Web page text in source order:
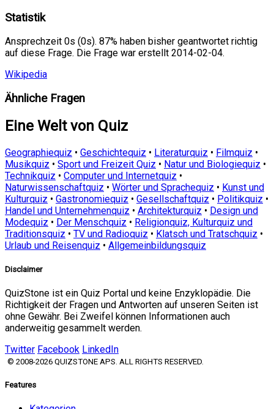
Statistik
Ansprechzeit 0s (0s). 87% haben bisher geantwortet richtig
auf diese Frage. Die Frage war erstellt 2014-02-04.
Wikipedia
Ähnliche Fragen
Eine Welt von Quiz
Geographiequiz • Geschichtequiz • Literaturquiz • Filmquiz •
Musikquiz • Sport und Freizeit Quiz • Natur und Biologiequiz •
Technikquiz • Computer und Internetquiz •
Naturwissenschaftquiz • Wörter und Sprachequiz • Kunst und
Kulturquiz • Gastronomiequiz • Gesellschaftquiz • Politikquiz •
Handel und Unternehmenquiz • Architekturquiz • Design und
Modequiz • Der Menschquiz • Religionquiz, Kulturquiz und
Traditionsquiz • TV und Radioquiz • Klatsch und Tratschquiz •
Urlaub und Reisenquiz • Allgemeinbildungsquiz
Disclaimer
QuizStone ist ein Quiz Portal und keine Enzyklopädie. Die
Richtigkeit der Fragen und Antworten auf unseren Seiten ist
ohne Gewähr. Bei Zweifel können Informationen auch
anderweitig gesammelt werden.
Twitter Facebook LinkedIn
© 2008-2026 QUIZSTONE APS. ALL RIGHTS RESERVED.
Features